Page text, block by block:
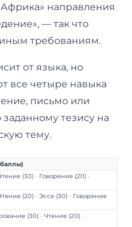
направления
— так что
требованиям.
от языка, но
все четыре навыка
письмо или
тезису на
тему.
(30) · Говорение (20) ·
(20) · Эссе (30) · Говорение
(30) · Чтение (20) ·